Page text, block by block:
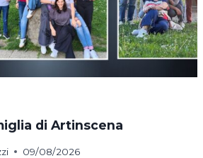
di Artinscena
09/08/2026